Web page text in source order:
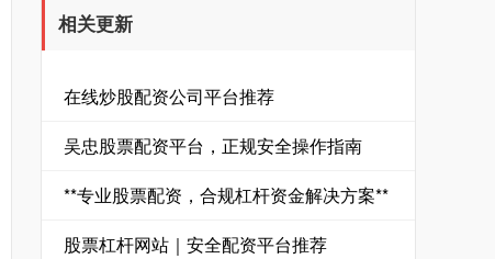
相关更新
在线炒股配资公司平台推荐
吴忠股票配资平台，正规安全操作指南
**专业股票配资，合规杠杆资金解决方案**
股票杠杆网站｜安全配资平台推荐